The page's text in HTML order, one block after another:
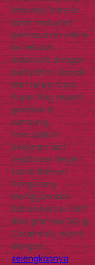
khawatir, karena
kami melayani
pemesanan online
ke seluruh
Indonesia dengan
pelayanan terbaik
dan terpercaya.
Paper bag seperti
gambar di
samping,
merupakan
pesanan dari
Kejaksaan Negeri
Lebak Banten
Tangerang.
Menggunakan
bahan kertas kraft
liner gramasi 150 gr.
Cetak satu warna
dengan…
selengkapnya